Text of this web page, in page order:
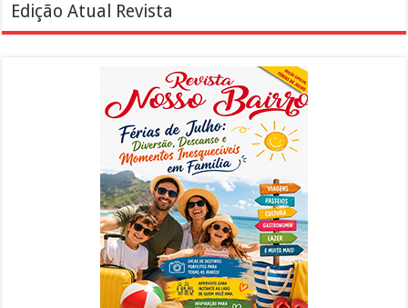
Edição Atual Revista